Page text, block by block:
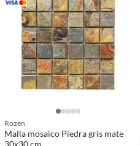
Rozen
Malla mosaico Piedra gris mate
30x30 cm